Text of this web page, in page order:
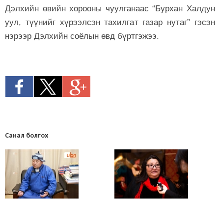
Дэлхийн өвийн хорооны чуулганаас “Бурхан Халдун
уул, түүнийг хүрээлсэн тахилгат газар нутаг” гэсэн
нэрээр Дэлхийн соёлын өвд бүртгэжээ.
Санал болгох